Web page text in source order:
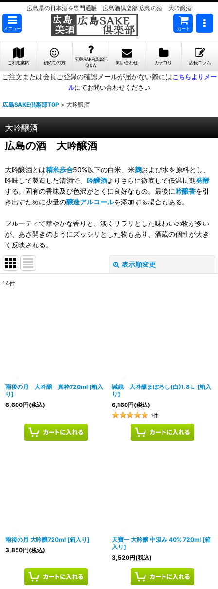
広島県の日本酒を専門通販 広島酒倶楽部 広島の酒 大吟醸酒
メニュー カート
ご利用案内 初めての方
広島SAKE倶楽部
Q & A
問い合わせ カテゴリ 店長コラム
ご注文または会員ご登録の確認メールが届かない際にはこちらよりメー
ルにてお問い合わせください
広島SAKE倶楽部TOP > 大吟醸酒
大吟醸酒
広島の酒 大吟醸酒
大吟醸酒とは精米歩合50%以下の白米、米麹および水を原料とし、
吟味して製造した清酒で、 吟醸酒よりさらに徹底して低温長期発酵
する。固有の香味及び色沢がとくに良好なもの。最後に吟醸香を引
き出すために少量の醸造アルコールを添加する場合もある。
フルーティで華やかな香りと、淡くサラリとした味わいの物が多い
が、あさ開きのようにズッシリとした物もあり、酒蔵の個性が大き
く反映される。
表示順変更
14件
雨後の月 大吟醸 真粋720ml [箱入
り]
6,600円(税込)
誠鏡 大吟醸まぼろし(白)1.8Ｌ [箱入
り]
6,160円(税込)
1件
雨後の月 大吟醸720ml [箱入り]
3,850円(税込)
天寶一 大吟醸 中汲み 40% 720ml [箱
入り]
3,520円(税込)